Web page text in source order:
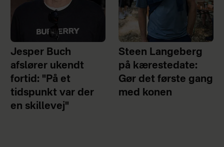
Jesper Buch
afslører ukendt
fortid: "På et
tidspunkt var der
en skillevej"
Steen Langeberg
på kærestedate:
Gør det første gang
med konen